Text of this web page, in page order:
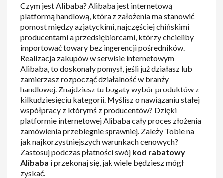
Czym jest Alibaba? Alibaba jest internetową
platformą handlową, która z założenia ma stanowić
pomost między azjatyckimi, najczęściej chińskimi
producentami a przedsiębiorcami, którzy chcieliby
importować towary bez ingerencji pośredników.
Realizacja zakupów w serwisie internetowym
Alibaba, to doskonały pomysł, jeśli już działasz lub
zamierzasz rozpocząć działalność w branży
handlowej. Znajdziesz tu bogaty wybór produktów z
kilkudziesięciu kategorii. Myślisz o nawiązaniu stałej
współpracy z którymś z producentów? Dzięki
platformie internetowej Alibaba cały proces złożenia
zamówienia przebiegnie sprawniej. Zależy Tobie na
jak najkorzystniejszych warunkach cenowych?
Zastosuj podczas płatności swój kod rabatowy
Alibaba i przekonaj się, jak wiele będziesz mógł
zyskać.